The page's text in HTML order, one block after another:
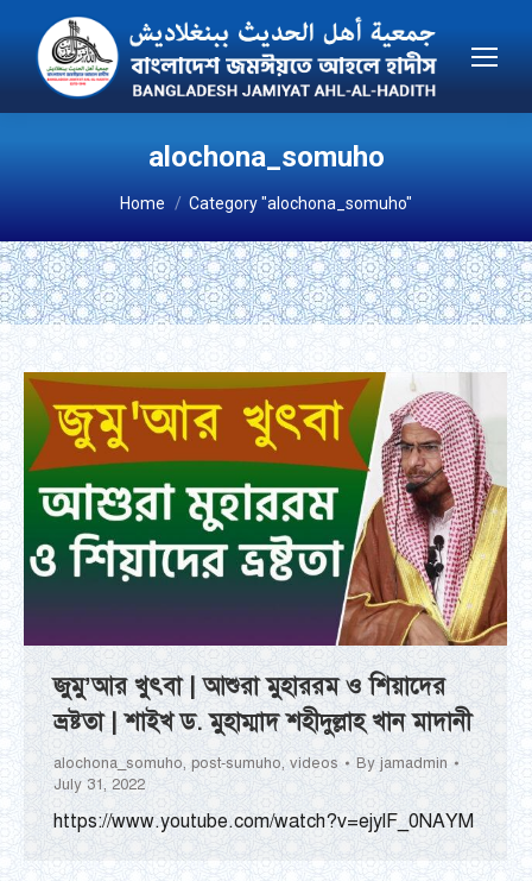
alochona_somuho
You are here:
Home Category "alochona_somuho"
জুমু’আর খুৎবা | আশুরা মুহাররম ও শিয়াদের
ভ্রষ্টতা | শাইখ ড. মুহাম্মাদ শহীদুল্লাহ খান মাদানী
alochona_somuho, post-sumuho, videos By jamadmin
July 31, 2022
https://www.youtube.com/watch?v=ejylF_0NAYM